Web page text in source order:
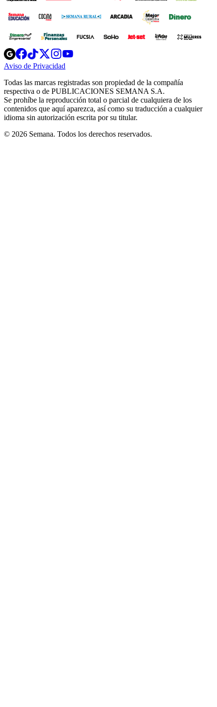
Opens
in
new
Opens
in
new
Opens
in
new
window
Opens
new
windowwindow
Aviso de Privacidad
new
window
Todas las marcas registradas son propiedad de la compañía
respectiva o de PUBLICACIONES SEMANA S.A.
Se prohíbe la reproducción total o parcial de cualquiera de los
contenidos que aquí aparezca, así como su traducción a cualquier
idioma sin autorización escrita por su titular.
© 2026 Semana. Todos los derechos reservados.